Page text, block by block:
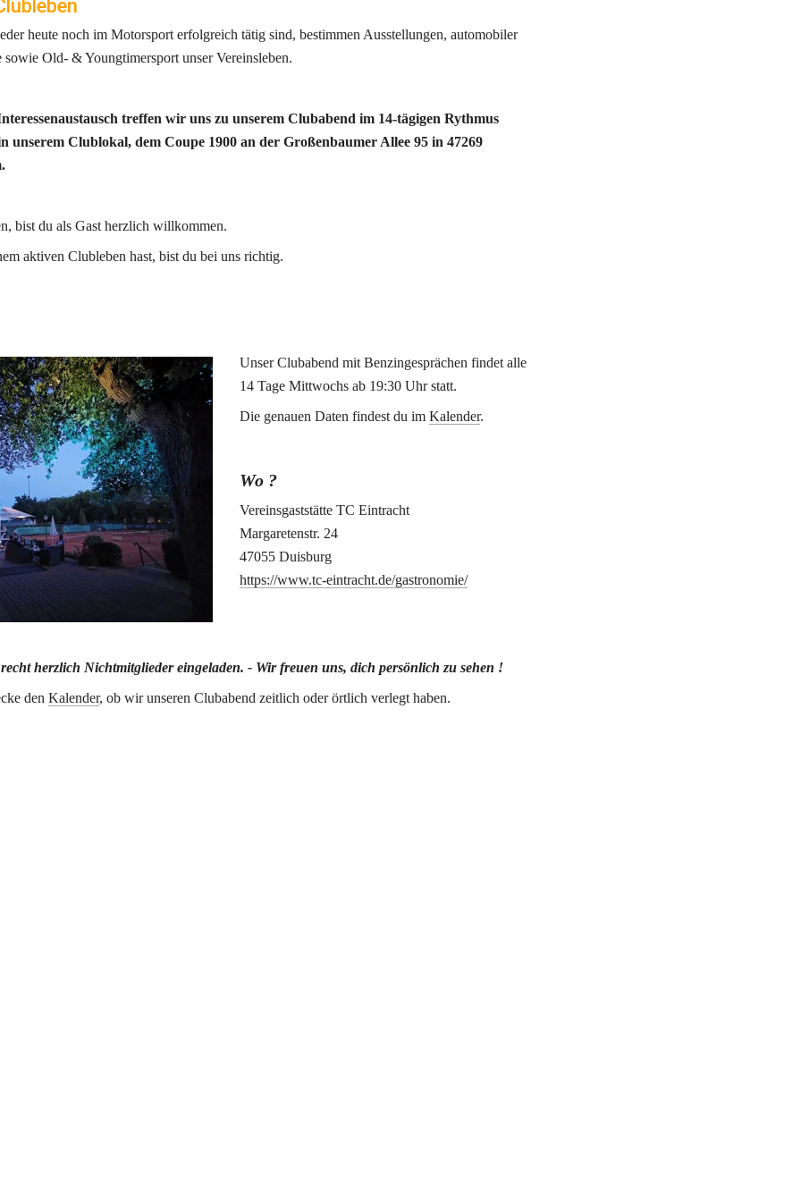
heute noch im Motorsport erfolgreich tätig sind, bestimmen Ausstellungen, automobiler
sowie Old- & Youngtimersport unser Vereinsleben.
treffen wir uns zu unserem Clubabend im 14-tägigen Rythmus
unserem Clublokal, dem Coupe 1900 an der Großenbaumer Allee 95 in 47269
bist du als Gast herzlich willkommen.
aktiven Clubleben hast, bist du bei uns richtig.
Unser Clubabend mit Benzingesprächen findet alle
14 Tage Mittwochs ab 19:30 Uhr statt.
Die genauen Daten findest du im Kalender.
Wo ?
Vereinsgaststätte TC Eintracht
Margaretenstr. 24
47055 Duisburg
https://www.tc-eintracht.de/gastronomie/
herzlich Nichtmitglieder eingeladen. - Wir freuen uns, dich persönlich zu sehen !
den Kalender, ob wir unseren Clubabend zeitlich oder örtlich verlegt haben.